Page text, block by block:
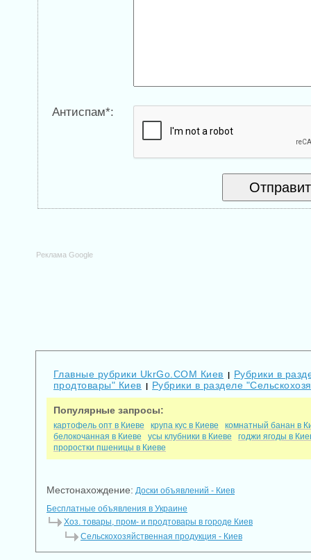
Антиспам*:
Реклама Google
Главные рубрики UkrGo.COM Киев
Рубрики в
продтовары" Киев
Рубрики в разделе
Популярные запросы:
картофель опт в Киеве крупа кус в Киеве
комнатный банан в
белокочанная в Киеве
усы клубники в Киеве
годжи ягоды в
проростки пшеницы в Киеве
Местонахождение: Доски объявлений - Киев
Бесплатные объявления в Украине
Хоз. товары, пром- и продтовары в городе Киев
Сельскохозяйственная продукция - Киев